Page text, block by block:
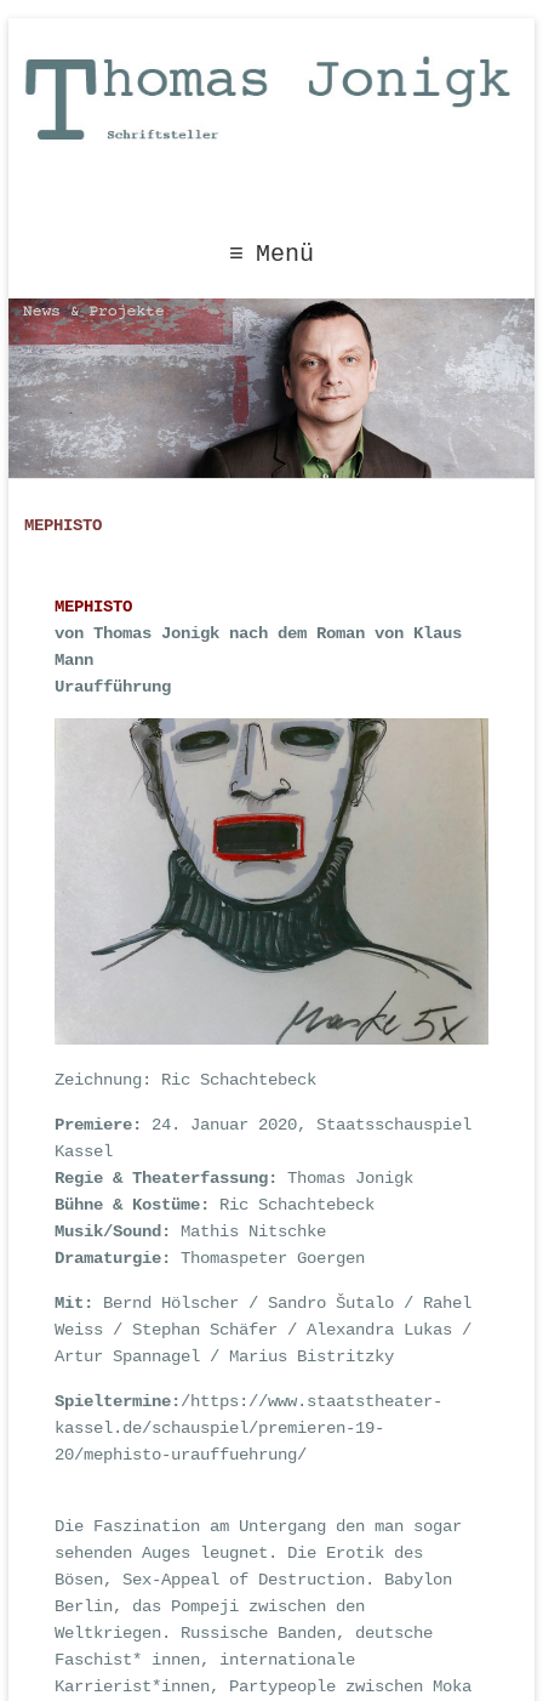
Menü
MEPHISTO
MEPHISTO
von Thomas Jonigk nach dem Roman von Klaus
Mann
Uraufführung
Zeichnung: Ric Schachtebeck
Premiere:
24. Januar 2020, Staatsschauspiel
Kassel
Regie & Theaterfassung:
Thomas Jonigk
Bühne & Kostüme:
Ric Schachtebeck
Musik/Sound: Mathis Nitschke
Dramaturgie: Thomaspeter Goergen
Mit: Bernd Hölscher / Sandro Šutalo / Rahel
Weiss / Stephan Schäfer / Alexandra Lukas /
Artur Spannagel / Marius Bistritzky
Spieltermine:/https://www.staatstheater-
kassel.de/schauspiel/premieren-19-
20/mephisto-urauffuehrung/
Die Faszination am Untergang den man sogar
sehenden Auges leugnet. Die Erotik des
Bösen, Sex-Appeal of Destruction. Babylon
Berlin, das Pompeji zwischen den
Weltkriegen. Russische Banden, deutsche
Faschist* innen, internationale
Karrierist*innen, Partypeople zwischen Moka